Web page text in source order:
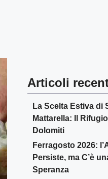
Articoli
La Scelta Estiva di
Mattarella: Il
Dolomiti
Ferragosto 2026:
Persiste, ma C’è
Speranza